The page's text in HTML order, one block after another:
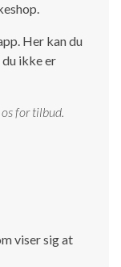
Her kan du
ikke er
for tilbud.
viser sig at